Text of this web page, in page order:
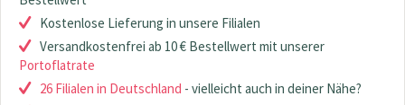
Kostenlose Lieferung in unsere Filialen
Versandkostenfrei ab 10 € Bestellwert mit unserer
Portoflatrate
26 Filialen in Deutschland - vielleicht auch in deiner Nähe?